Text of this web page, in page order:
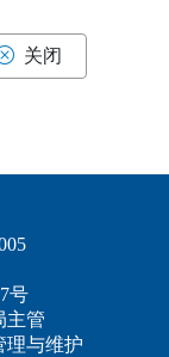
关闭
号
主管
理与维护